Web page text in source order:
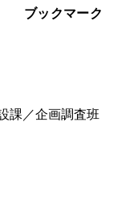
ブックマーク
課／企画調査班